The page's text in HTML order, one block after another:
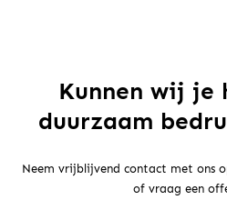
Kunnen wij je
duurzaam
Neem vrijblijvend contact met ons
of vraag een